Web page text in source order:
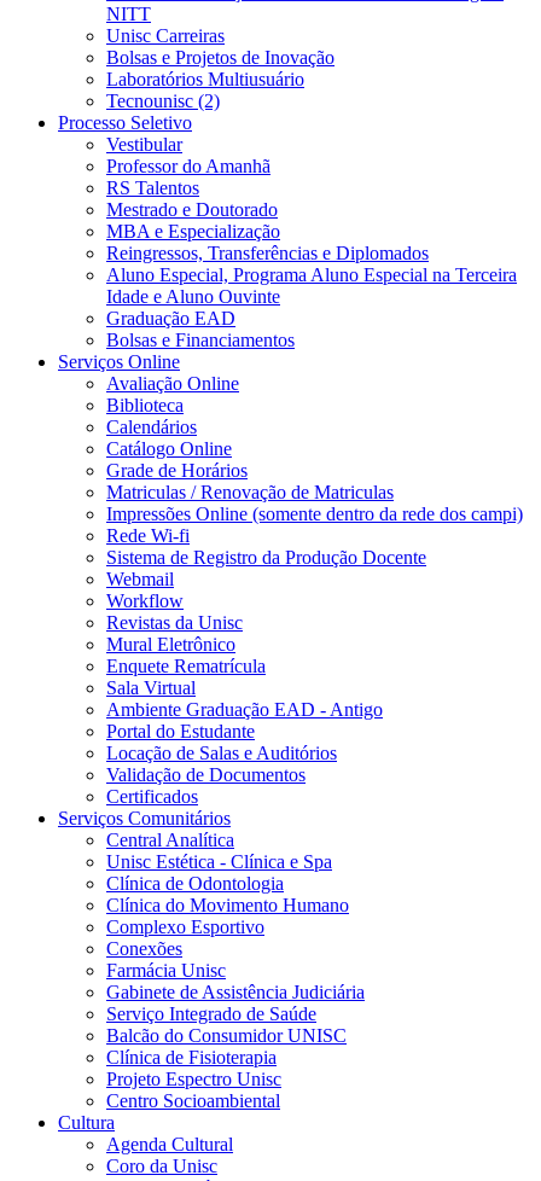
NITT
Unisc Carreiras
Bolsas e Projetos de Inovação
Laboratórios Multiusuário
Tecnounisc (2)
Processo Seletivo
Vestibular
Professor do Amanhã
RS Talentos
Mestrado e Doutorado
MBA e Especialização
Reingressos, Transferências e Diplomados
Aluno Especial, Programa Aluno Especial na Terceira
Idade e Aluno Ouvinte
Graduação EAD
Bolsas e Financiamentos
Serviços Online
Avaliação Online
Biblioteca
Calendários
Catálogo Online
Grade de Horários
Matriculas / Renovação de Matriculas
Impressões Online (somente dentro da rede dos campi)
Rede Wi-fi
Sistema de Registro da Produção Docente
Webmail
Workflow
Revistas da Unisc
Mural Eletrônico
Enquete Rematrícula
Sala Virtual
Ambiente Graduação EAD - Antigo
Portal do Estudante
Locação de Salas e Auditórios
Validação de Documentos
Certificados
Serviços Comunitários
Central Analítica
Unisc Estética - Clínica e Spa
Clínica de Odontologia
Clínica do Movimento Humano
Complexo Esportivo
Conexões
Farmácia Unisc
Gabinete de Assistência Judiciária
Serviço Integrado de Saúde
Balcão do Consumidor UNISC
Clínica de Fisioterapia
Projeto Espectro Unisc
Centro Socioambiental
Cultura
Agenda Cultural
Coro da Unisc